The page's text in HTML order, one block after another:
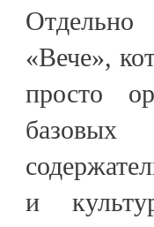
Отдельно
«Вече»,
просто
и